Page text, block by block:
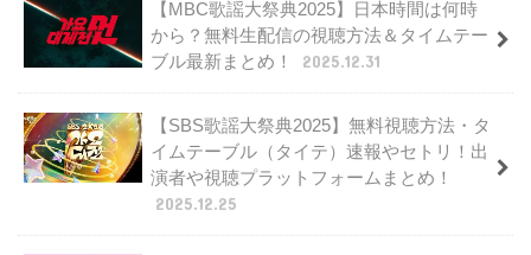
【MBC歌謡大祭典2025】日本時間は何時
から？無料生配信の視聴方法＆タイムテー
ブル最新まとめ！
2025.12.31
【SBS歌謡大祭典2025】無料視聴方法・タ
イムテーブル（タイテ）速報やセトリ！出
演者や視聴プラットフォームまとめ！
2025.12.25